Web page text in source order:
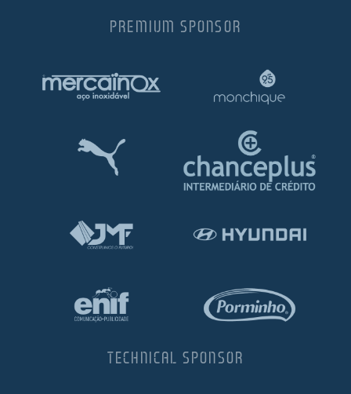
PREMIUM SPONSOR
TECHNICAL SPONSOR